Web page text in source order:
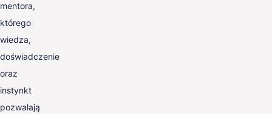
mentora,
którego
wiedza,
doświadczenie
oraz
instynkt
pozwalają